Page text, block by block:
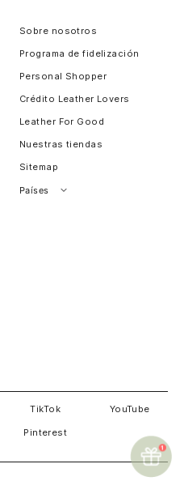
Sobre nosotros
Programa de fidelización
Personal Shopper
Crédito Leather Lovers
Leather For Good
Nuestras tiendas
Sitemap
Países
TikTok YouTube
Pinterest